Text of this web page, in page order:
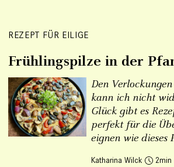
REZEPT FÜR EILIGE
Frühlingspilze in der
Den
kann ich nicht
Glück gibt es
perfekt für die
eignen wie dieses
Katharina Wilck 2